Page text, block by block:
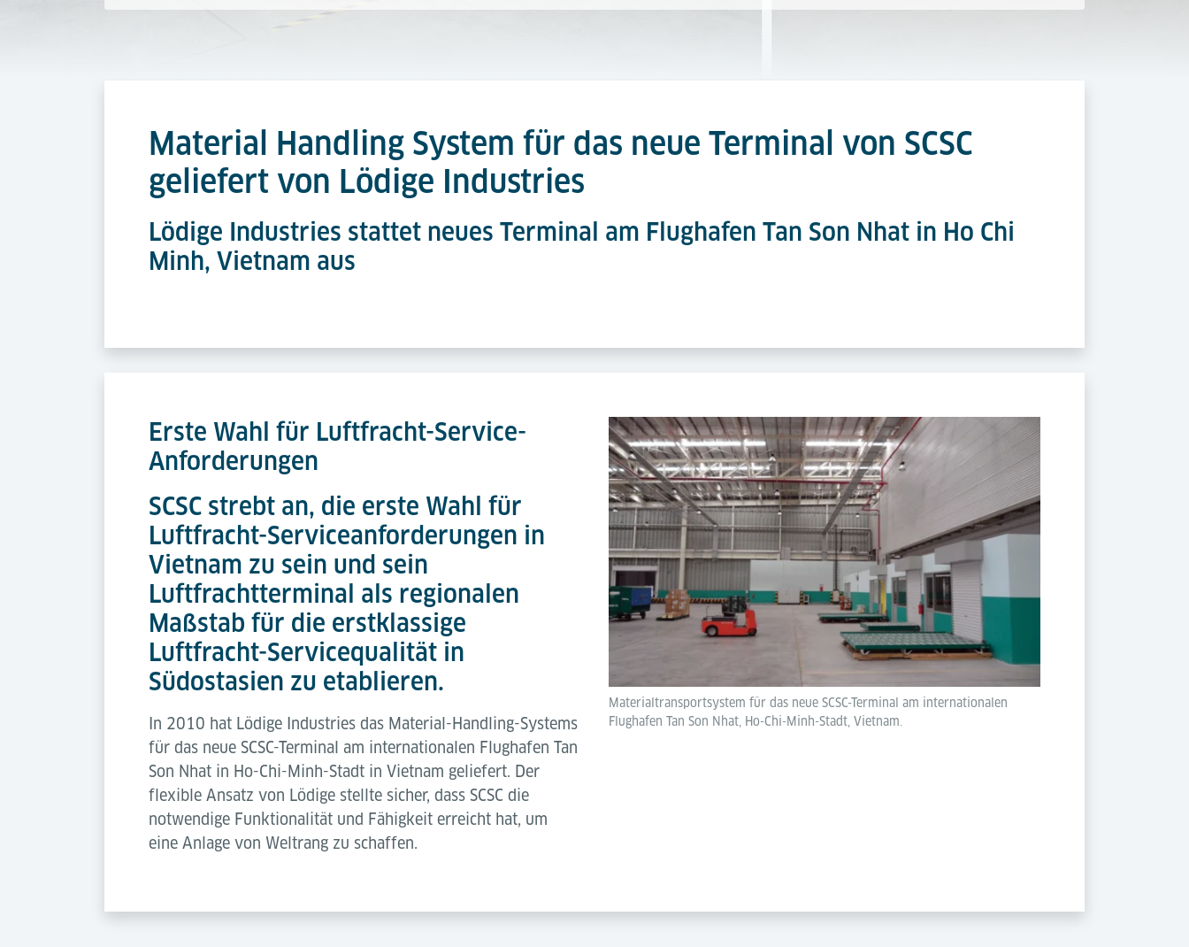
Material Handling System für das neue Terminal von SCSC
geliefert von Lödige Industries
Lödige Industries stattet neues Terminal am Flughafen Tan Son Nhat in Ho Chi
Minh, Vietnam aus
Erste Wahl für Luftfracht-Service-
Anforderungen
SCSC strebt an, die erste Wahl für
Luftfracht-Serviceanforderungen in
Vietnam zu sein und sein
Luftfrachtterminal als regionalen
Maßstab für die erstklassige
Luftfracht-Servicequalität in
Südostasien zu etablieren.
In 2010 hat Lödige Industries das Material-Handling-Systems
für das neue SCSC-Terminal am internationalen Flughafen Tan
Son Nhat in Ho-Chi-Minh-Stadt in Vietnam geliefert. Der
flexible Ansatz von Lödige stellte sicher, dass SCSC die
notwendige Funktionalität und Fähigkeit erreicht hat, um
eine Anlage von Weltrang zu schaffen.
Materialtransportsystem für das neue SCSC-Terminal am internationalen
Flughafen Tan Son Nhat, Ho-Chi-Minh-Stadt, Vietnam.